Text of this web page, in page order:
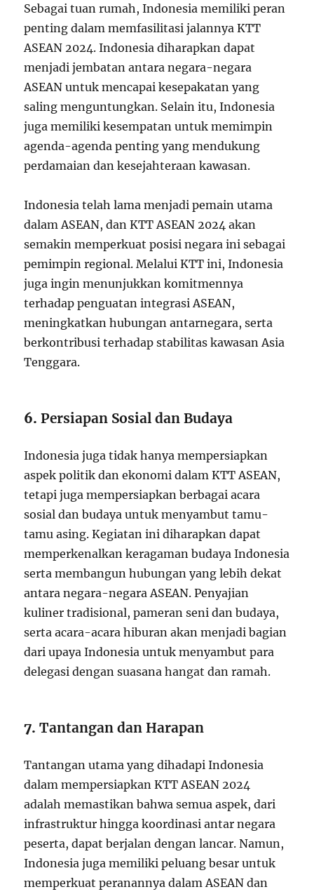
Sebagai tuan rumah, Indonesia memiliki peran
penting dalam memfasilitasi jalannya KTT
ASEAN 2024. Indonesia diharapkan dapat
menjadi jembatan antara negara-negara
ASEAN untuk mencapai kesepakatan yang
saling menguntungkan. Selain itu, Indonesia
juga memiliki kesempatan untuk memimpin
agenda-agenda penting yang mendukung
perdamaian dan kesejahteraan kawasan.
Indonesia telah lama menjadi pemain utama
dalam ASEAN, dan KTT ASEAN 2024 akan
semakin memperkuat posisi negara ini sebagai
pemimpin regional. Melalui KTT ini, Indonesia
juga ingin menunjukkan komitmennya
terhadap penguatan integrasi ASEAN,
meningkatkan hubungan antarnegara, serta
berkontribusi terhadap stabilitas kawasan Asia
Tenggara.
6.Persiapan Sosial dan Budaya
Indonesia juga tidak hanya mempersiapkan
aspek politik dan ekonomi dalam KTT ASEAN,
tetapi juga mempersiapkan berbagai acara
sosial dan budaya untuk menyambut tamu-
tamu asing. Kegiatan ini diharapkan dapat
memperkenalkan keragaman budaya Indonesia
serta membangun hubungan yang lebih dekat
antara negara-negara ASEAN. Penyajian
kuliner tradisional, pameran seni dan budaya,
serta acara-acara hiburan akan menjadi bagian
dari upaya Indonesia untuk menyambut para
delegasi dengan suasana hangat dan ramah.
7.Tantangan dan Harapan
Tantangan utama yang dihadapi Indonesia
dalam mempersiapkan KTT ASEAN 2024
adalah memastikan bahwa semua aspek, dari
infrastruktur hingga koordinasi antar negara
peserta, dapat berjalan dengan lancar. Namun,
Indonesia juga memiliki peluang besar untuk
memperkuat peranannya dalam ASEAN dan